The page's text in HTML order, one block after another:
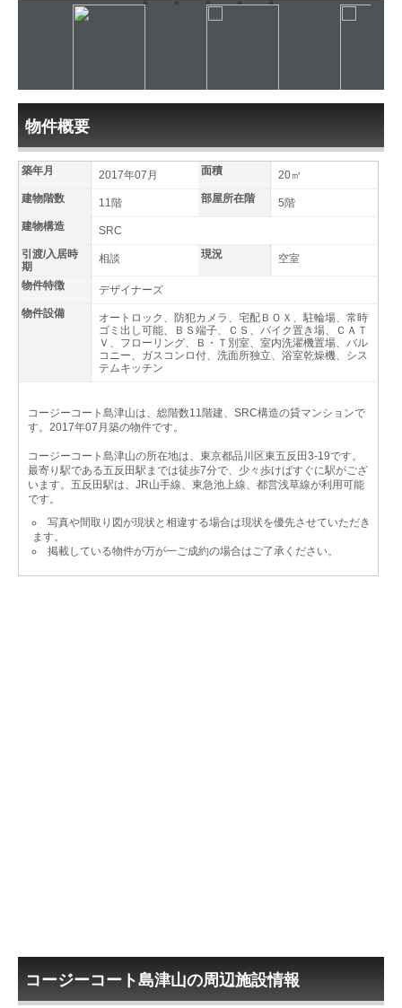
物件概要
築年月 2017年07月 面積
20㎡
建物階数
11階 部屋所在階
5階
建物構造
SRC
引渡/入居時
期
相談 現況 空室
物件特徴
デザイナーズ
物件設備
オートロック、防犯カメラ、宅配ＢＯＸ、駐輪場、常時
ゴミ出し可能、ＢＳ端子、ＣＳ、バイク置き場、ＣＡＴ
Ｖ、フローリング、Ｂ・Ｔ別室、室内洗濯機置場、バル
コニー、ガスコンロ付、洗面所独立、浴室乾燥機、シス
テムキッチン
コージーコート島津山は、総階数11階建、SRC構造の貸マンションで
す。2017年07月築の物件です。
コージーコート島津山の所在地は、東京都品川区東五反田3-19です。
最寄り駅である五反田駅までは徒歩7分で、少々歩けばすぐに駅がござ
います。五反田駅は、JR山手線、東急池上線、都営浅草線が利用可能
です。
写真や間取り図が現状と相違する場合は現状を優先させていただき
ます。
掲載している物件が万が一ご成約の場合はご了承ください。
コージーコート島津山の周辺施設情報